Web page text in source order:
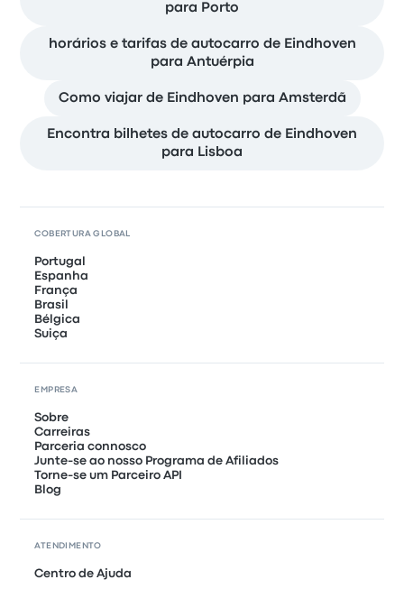
para Porto
horários e tarifas de autocarro de Eindhoven
para Antuérpia
Como viajar de Eindhoven para Amsterdã
Encontra bilhetes de autocarro de Eindhoven
para Lisboa
COBERTURA GLOBAL
Portugal
Espanha
França
Brasil
Bélgica
Suiça
EMPRESA
Sobre
Carreiras
Parceria connosco
Junte-se ao nosso Programa de Afiliados
Torne-se um Parceiro API
Blog
ATENDIMENTO
Centro de Ajuda